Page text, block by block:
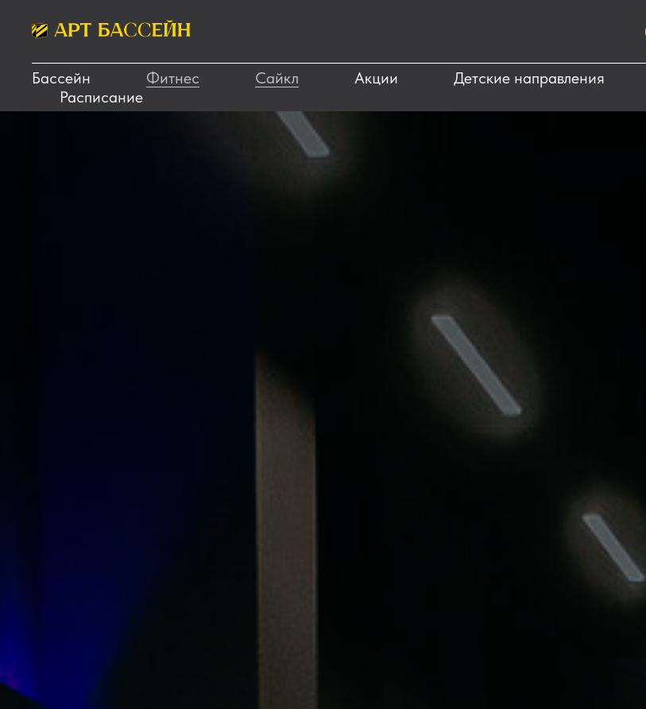
Бассейн Фитнес Сайкл Акции Детские направления
Расписание
Главная Новости и акции Бассейн